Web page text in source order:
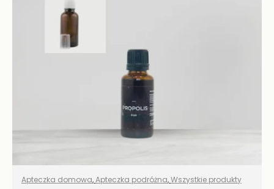
Apteczka domowa,Apteczka podróżna,Wszystkie produkty